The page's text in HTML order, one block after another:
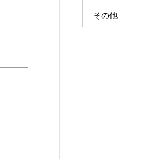
その他